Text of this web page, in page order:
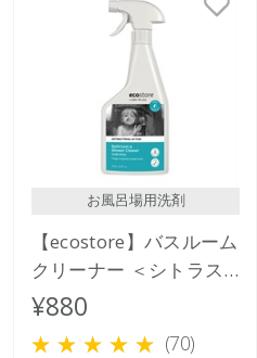
お風呂場用洗剤
【ecostore】バスルーム
クリーナー ＜シトラス
＞ 500mL
¥880
(70)